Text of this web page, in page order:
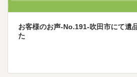
お客様のお声-No.191-吹田市にて遺
た